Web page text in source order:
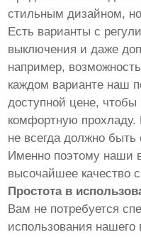
стильным дизайном,
Есть варианты с
выключения и даже
например,
каждом варианте наш
доступной цене,
комфортную
не всегда должно быть
Именно поэтому наши
высочайшее качество
Простота в
Вам не потребуется
использования нашего